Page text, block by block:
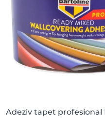
Adeziv tapet profesional